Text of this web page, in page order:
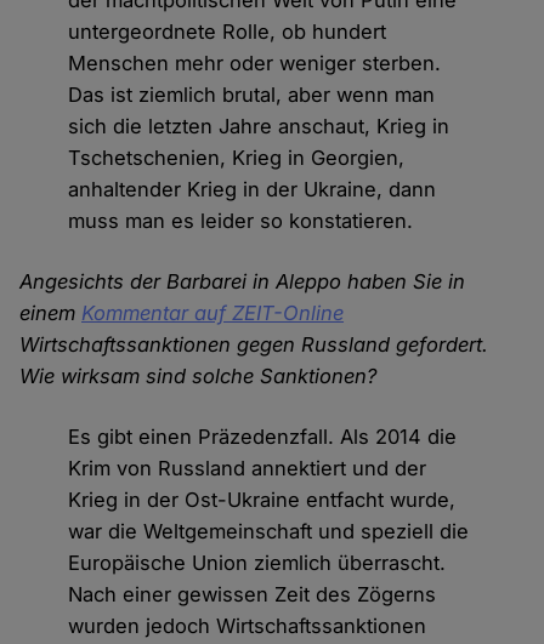
untergeordnete Rolle, ob hundert
Menschen mehr oder weniger sterben.
Das ist ziemlich brutal, aber wenn man
sich die letzten Jahre anschaut, Krieg in
Tschetschenien, Krieg in Georgien,
anhaltender Krieg in der Ukraine, dann
muss man es leider so konstatieren.
Angesichts der Barbarei in Aleppo haben Sie in
einem Kommentar auf ZEIT-Online
Wirtschaftssanktionen gegen Russland gefordert.
Wie wirksam sind solche Sanktionen?
Es gibt einen Präzedenzfall. Als 2014 die
Krim von Russland annektiert und der
Krieg in der Ost-Ukraine entfacht wurde,
war die Weltgemeinschaft und speziell die
Europäische Union ziemlich überrascht.
Nach einer gewissen Zeit des Zögerns
wurden jedoch Wirtschaftssanktionen